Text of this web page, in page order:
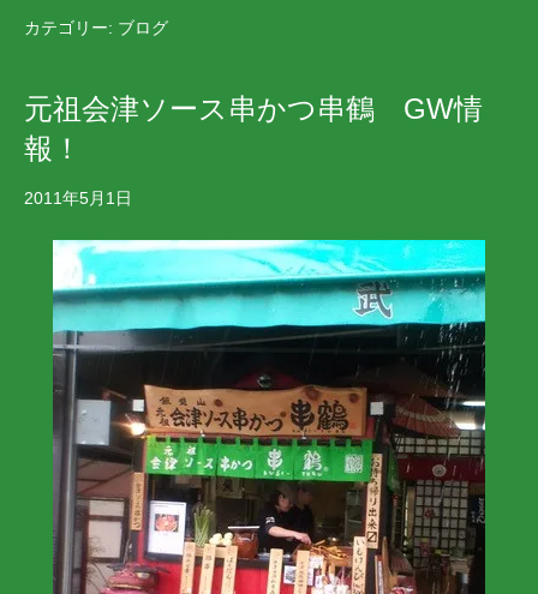
カテゴリー: ブログ
元祖会津ソース串かつ串鶴 GW情
報！
2011年5月1日